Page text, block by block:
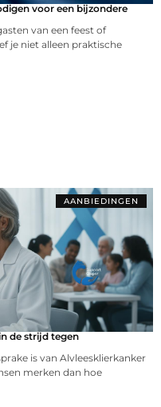
voor een bijzondere
van een feest of
je niet alleen praktische
AANBIEDINGEN
de strijd tegen
is van Alvleesklierkanker
merken dan hoe